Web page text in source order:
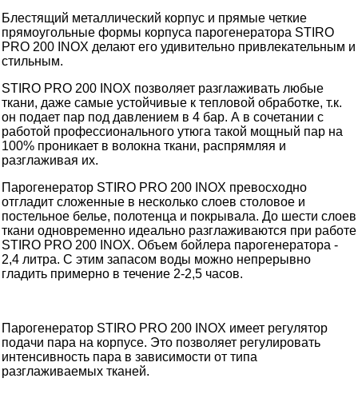
Блестящий металлический корпус и прямые четкие
прямоугольные формы корпуса парогенератора STIRO
PRO 200 INOX делают его удивительно привлекательным и
стильным.
STIRO PRO 200 INOX позволяет разглаживать любые
ткани, даже самые устойчивые к тепловой обработке, т.к.
он подает пар под давлением в 4 бар. А в сочетании с
работой профессионального утюга такой мощный пар на
100% проникает в волокна ткани, распрямляя и
разглаживая их.
Парогенератор STIRO PRO 200 INOX превосходно
отгладит сложенные в несколько слоев столовое и
постельное белье, полотенца и покрывала. До шести слоев
ткани одновременно идеально разглаживаются при работе
STIRO PRO 200 INOX. Объем бойлера парогенератора -
2,4 литра. С этим запасом воды можно непрерывно
гладить примерно в течение 2-2,5 часов.
Парогенератор STIRO PRO 200 INOX имеет регулятор
подачи пара на корпусе. Это позволяет регулировать
интенсивность пара в зависимости от типа
разглаживаемых тканей.